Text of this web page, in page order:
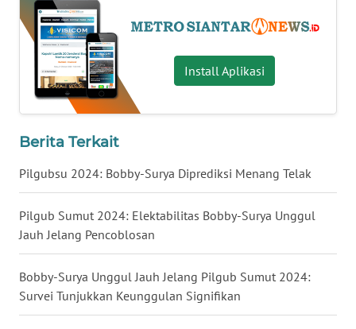
Install Aplikasi
Berita Terkait
Pilgubsu 2024: Bobby-Surya Diprediksi Menang Telak
Pilgub Sumut 2024: Elektabilitas Bobby-Surya Unggul
Jauh Jelang Pencoblosan
Bobby-Surya Unggul Jauh Jelang Pilgub Sumut 2024:
Survei Tunjukkan Keunggulan Signifikan
WN
KALTIM
WN
SULSEL
WN
GORONTALO
WN
SULUT
WN
MALUKU
WN